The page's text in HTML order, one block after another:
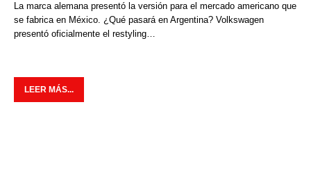
La marca alemana presentó la versión para el mercado americano que
se fabrica en México. ¿Qué pasará en Argentina? Volkswagen
presentó oficialmente el restyling…
LEER MÁS...